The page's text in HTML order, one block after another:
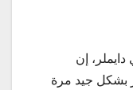
إن
بشكل جيد مرة